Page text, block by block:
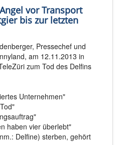
vor Transport
bis zur letzten
Pressechef und
am 12.11.2013 in
zum Tod des Delfins
Unternehmen"
haben vier überlebt"
Delfine) sterben, gehört